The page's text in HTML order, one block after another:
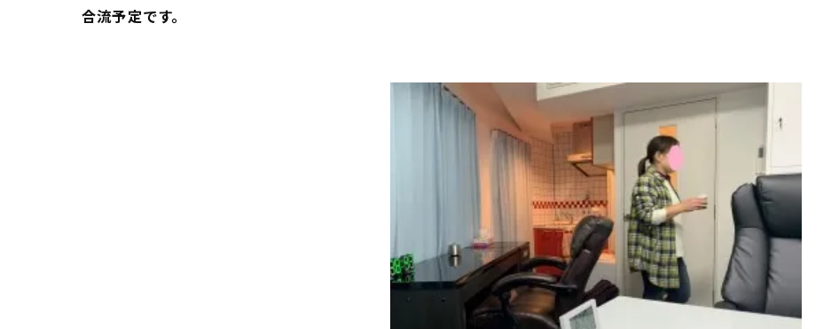
合流予定です。